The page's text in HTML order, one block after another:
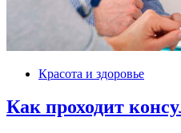
Красота и здоровье
Как проходит